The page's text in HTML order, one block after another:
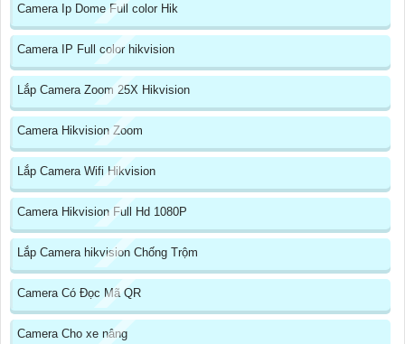
Camera Ip Dome Full color Hik
Camera IP Full color hikvision
Lắp Camera Zoom 25X Hikvision
Camera Hikvision Zoom
Lắp Camera Wifi Hikvision
Camera Hikvision Full Hd 1080P
Lắp Camera hikvision Chống Trộm
Camera Có Đọc Mã QR
Camera Cho xe nâng